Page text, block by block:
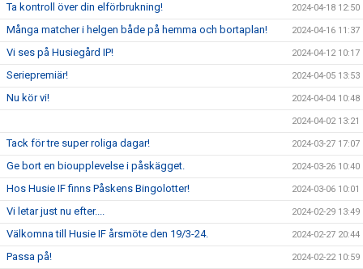
Ta kontroll över din elförbrukning! 2024-04-18 12:50
Många matcher i helgen både på hemma och bortaplan! 2024-04-16 11:37
Vi ses på Husiegård IP! 2024-04-12 10:17
Seriepremiär! 2024-04-05 13:53
Nu kör vi! 2024-04-04 10:48
2024-04-02 13:21
Tack för tre super roliga dagar! 2024-03-27 17:07
Ge bort en bioupplevelse i påskägget. 2024-03-26 10:40
Hos Husie IF finns Påskens Bingolotter! 2024-03-06 10:01
Vi letar just nu efter.... 2024-02-29 13:49
Välkomna till Husie IF årsmöte den 19/3-24. 2024-02-27 20:44
Passa på! 2024-02-22 10:59